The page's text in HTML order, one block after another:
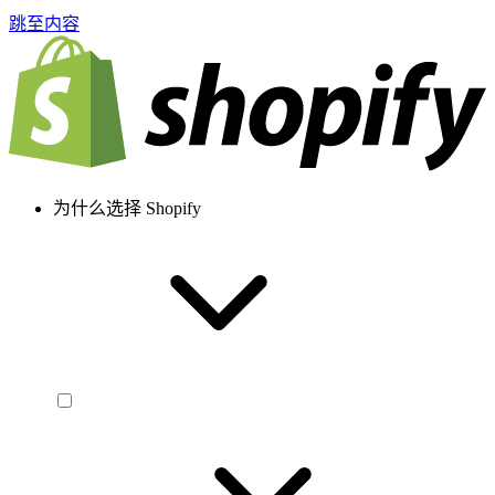
跳至内容
为什么选择 Shopify